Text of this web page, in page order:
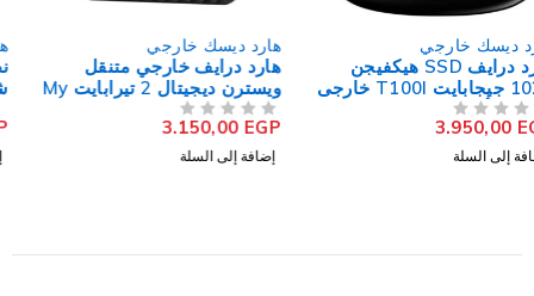
هارد ديسك خارجي
هارد درايف خارجي متنقل
Passport
3.150,00EGP
إضافة إلى السلة
هارد ديسك خارجي
نظام تخزين شخصي سحابي
شبكي كيوناب TS-233 NAS
2-Bay
14.000,00EGP
إضافة إلى السلة